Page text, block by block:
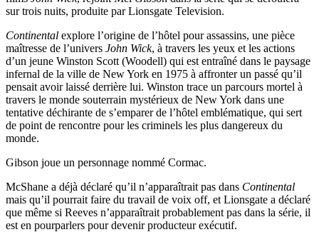
sur trois nuits, produite par Lionsgate Television.
Continental explore l’origine de l’hôtel pour assassins, une pièce
maîtresse de l’univers John Wick, à travers les yeux et les actions
d’un jeune Winston Scott (Woodell) qui est entraîné dans le paysage
infernal de la ville de New York en 1975 à affronter un passé qu’il
pensait avoir laissé derrière lui. Winston trace un parcours mortel à
travers le monde souterrain mystérieux de New York dans une
tentative déchirante de s’emparer de l’hôtel emblématique, qui sert
de point de rencontre pour les criminels les plus dangereux du
monde.
Gibson joue un personnage nommé Cormac.
McShane a déjà déclaré qu’il n’apparaîtrait pas dans Continental
mais qu’il pourrait faire du travail de voix off, et Lionsgate a déclaré
que même si Reeves n’apparaîtrait probablement pas dans la série, il
est en pourparlers pour devenir producteur exécutif.